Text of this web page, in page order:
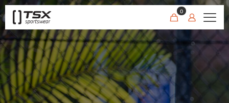
0